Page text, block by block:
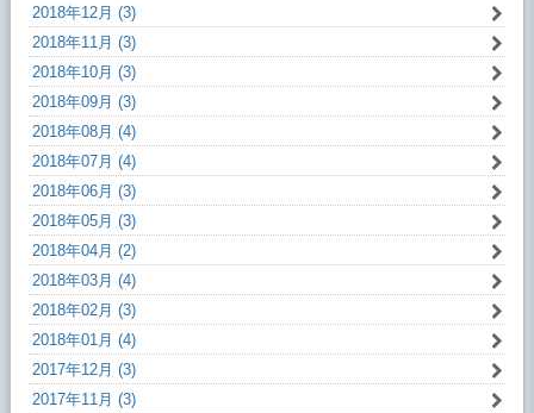
2018年12月 (3)
2018年11月 (3)
2018年10月 (3)
2018年09月 (3)
2018年08月 (4)
2018年07月 (4)
2018年06月 (3)
2018年05月 (3)
2018年04月 (2)
2018年03月 (4)
2018年02月 (3)
2018年01月 (4)
2017年12月 (3)
2017年11月 (3)